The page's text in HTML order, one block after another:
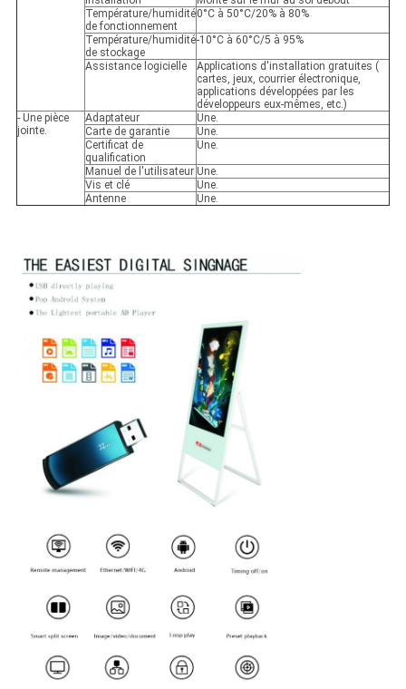
Température/humidité
de fonctionnement
0°C à 50°C/20% à 80%
Température/humidité
de stockage
-10°C à 60°C/5 à 95%
Assistance logicielle
Applications d'installation gratuites (
cartes, jeux, courrier électronique,
applications développées par les
développeurs eux-mêmes, etc.)
- Une pièce
jointe.
Adaptateur
Une.
Carte de garantie
Une.
Certificat de
qualification
Une.
Manuel de l'utilisateur Une.
Vis et clé
Une.
Antenne
Une.